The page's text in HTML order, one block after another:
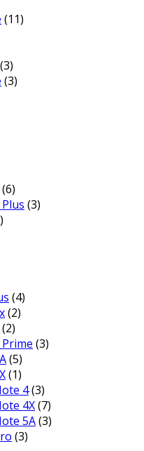
(11)
(3)
(3)
(6)
(3)
(4)
(2)
(2)
(3)
(5)
(1)
4(3)
4X(7)
5A(3)
(3)